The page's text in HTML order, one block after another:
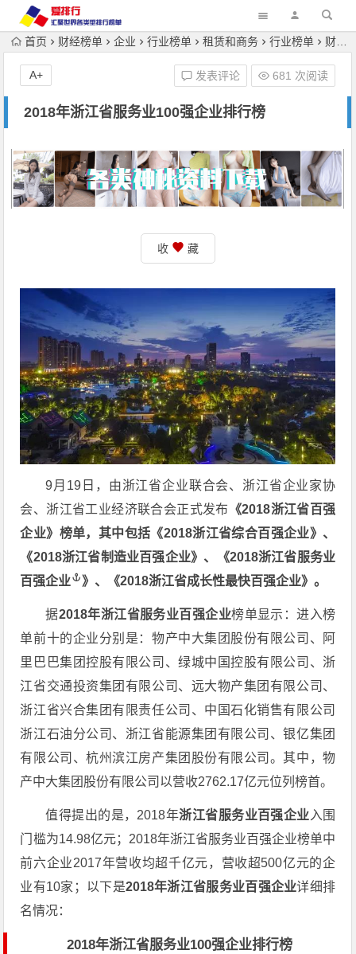
首页 财经榜单 企业 行业榜单 租赁和商务 行业榜单 财经榜单
2018年浙江省服务业100强企业排行榜
发表评论 681 次阅读
A+
收 藏
9月19日，由浙江省企业联合会、浙江省企业家协
会、浙江省工业经济联合会正式发布 《2018浙江省百强
企业》榜单，其中包括《2018浙江省综合百强企业》、
《2018浙江省制造业百强企业》、《2018浙江省服务业
百强企业
》、《2018浙江省成长性最快百强企业》。
据2018年浙江省服务业百强企业榜单显示：进入榜
单前十的企业分别是：物产中大集团股份有限公司、阿
里巴巴集团控股有限公司、绿城中国控股有限公司、浙
江省交通投资集团有限公司、远大物产集团有限公司、
浙江省兴合集团有限责任公司、中国石化销售有限公司
浙江石油分公司、浙江省能源集团有限公司、银亿集团
有限公司、杭州滨江房产集团股份有限公司。其中，物
产中大集团股份有限公司以营收2762.17亿元位列榜首。
值得提出的是，2018年浙江省服务业百强企业 入围
门槛为14.98亿元；2018年浙江省服务业百强企业榜单中
前六企业2017年营收均超千亿元，营收超500亿元的企
业有10家；以下是2018年浙江省服务业百强企业详细排
名情况：
2018年浙江省服务业100强企业排行榜